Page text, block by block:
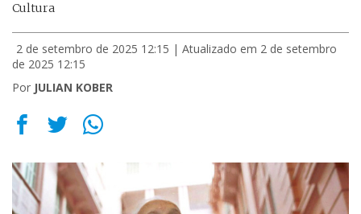
Cultura
2 de setembro de 2025 12:15 | Atualizado em 2 de setembro
de 2025 12:15
Por JULIAN KOBER